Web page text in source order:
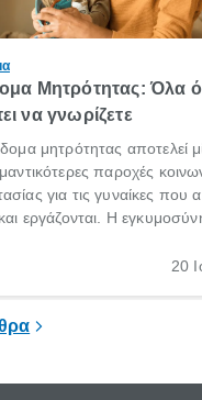
Μητρότητας: Όλα
να γνωρίζετε
μητρότητας αποτελεί
παροχές
για τις γυναίκες που
εργάζονται. Η
περίοδος στη ζωή κάθε
20